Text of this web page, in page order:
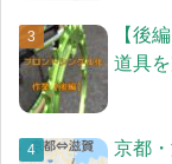
【後
道具
京都